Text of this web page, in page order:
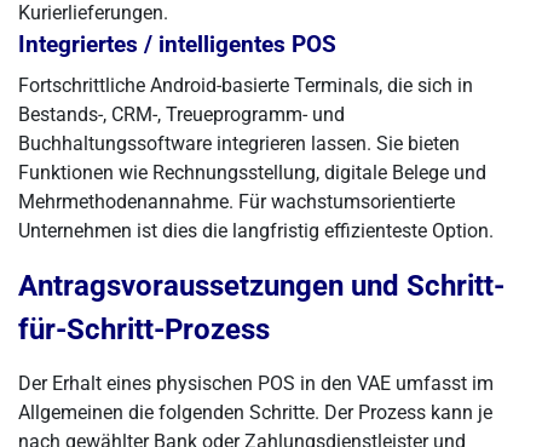
Kurierlieferungen.
Integriertes / intelligentes POS
Fortschrittliche Android-basierte Terminals, die sich in
Bestands-, CRM-, Treueprogramm- und
Buchhaltungssoftware integrieren lassen. Sie bieten
Funktionen wie Rechnungsstellung, digitale Belege und
Mehrmethodenannahme. Für wachstumsorientierte
Unternehmen ist dies die langfristig effizienteste Option.
Antragsvoraussetzungen und Schritt-
für-Schritt-Prozess
Der Erhalt eines physischen POS in den VAE umfasst im
Allgemeinen die folgenden Schritte. Der Prozess kann je
nach gewählter Bank oder Zahlungsdienstleister und